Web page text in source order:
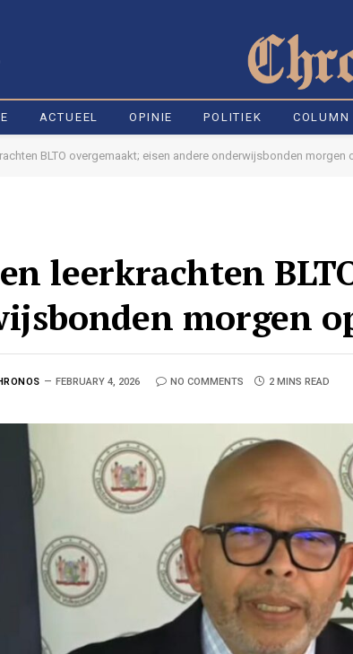
ACTUEEL OPINIE POLITIEK COLUMN
BLTO overgemaakt; eisen andere onderwijsbonden morgen
leerkrachten
morgen
FEBRUARY 4, 2026 NO COMMENTS 2 MINS READ